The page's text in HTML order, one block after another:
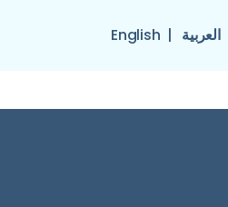
English | العربية